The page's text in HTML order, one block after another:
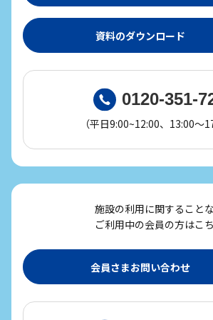
資料のダウンロード
0120-351-
（平日9:00~12:00、13:00～
施設の利用に関すること
ご利用中の会員の方はこ
会員さまお問い合わせ